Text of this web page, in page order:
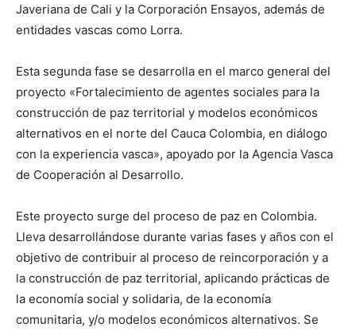
Javeriana de Cali y la Corporación Ensayos, además de
entidades vascas como Lorra.
Esta segunda fase se desarrolla en el marco general del
proyecto «Fortalecimiento de agentes sociales para la
construcción de paz territorial y modelos económicos
alternativos en el norte del Cauca Colombia, en diálogo
con la experiencia vasca», apoyado por la Agencia Vasca
de Cooperación al Desarrollo.
Este proyecto surge del proceso de paz en Colombia.
Lleva desarrollándose durante varias fases y años con el
objetivo de contribuir al proceso de reincorporación y a
la construcción de paz territorial, aplicando prácticas de
la economía social y solidaria, de la economía
comunitaria, y/o modelos económicos alternativos. Se